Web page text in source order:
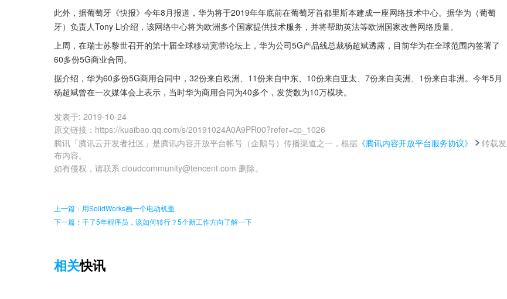
此外，据葡萄牙《快报》今年8月报道，华为将于2019年年底前在葡萄牙首都里斯本建成一座网络技术中心。据华为（葡萄
牙）负责人Tony Li介绍，该网络中心将为欧洲多个国家提供技术服务，并将帮助英法等欧洲国家改善网络质量。
上周，在瑞士苏黎世召开的第十届全球移动宽带论坛上，华为公司5G产品线总裁杨超斌透露，目前华为在全球范围内签署了
60多份5G商业合同。
据介绍，华为60多份5G商用合同中，32份来自欧洲、11份来自中东、10份来自亚太、7份来自美洲、1份来自非洲。今年5月
杨超斌曾在一次媒体会上表示，当时华为商用合同为40多个，发货数为10万模块。
发表于: 2019-10-24
原文链接 ： https://kuaibao.qq.com/s/20191024A0A9PR00?refer=cp_1026
腾讯「腾讯云开发者社区」是腾讯内容开放平台帐号（企鹅号）传播渠道之一，根据 《腾讯内容开放平台服务协议》
转载发
布内容。
如有侵权，请联系 cloudcommunity@tencent.com 删除。
上一篇：用SolidWorks画一个电动机盖
下一篇：干了5年程序员，该如何转行？5个新工作方向了解一下
相关快讯